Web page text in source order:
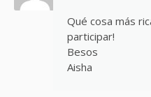
Qué cosa más
participar!
Besos
Aisha